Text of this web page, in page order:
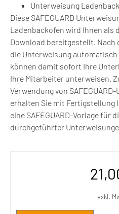
Unterweisung
Diese SAFEGUARD
Ladenbackofen wird Ihnen als
Download bereitgestellt. Nach
die Unterweisung
können damit sofort Ihre
Ihre Mitarbeiter unterweisen.
Verwendung von
erhalten Sie mit Fertigstellung
eine SAFEGUARD-Vorlage für
durchgeführter
exkl.